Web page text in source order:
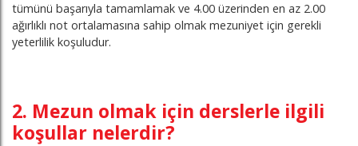
tümünü başarıyla tamamlamak ve 4.00 üzerinden en az 2.00
ağırlıklı not ortalamasına sahip olmak mezuniyet için gerekli
yeterlilik koşuludur.
2. Mezun olmak için derslerle ilgili
koşullar nelerdir?